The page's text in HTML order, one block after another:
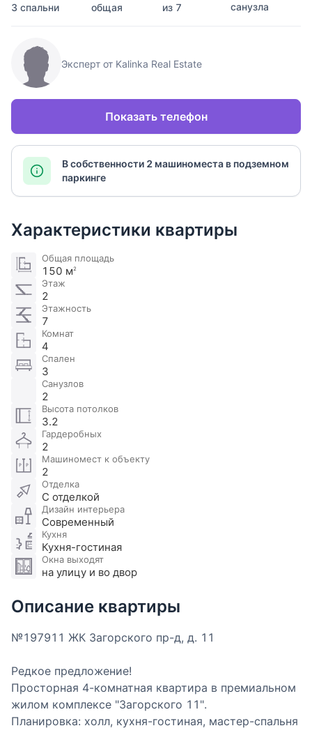
3 спальни
общая
из 7
санузла
Эксперт от Kalinka Real Estate
Показать телефон
В собственности 2 машиноместа в подземном
паркинге
Характеристики квартиры
Общая площадь
150 м2
Этаж
2
Этажность
7
Комнат
4
Спален
3
Санузлов
2
Высота потолков
3.2
Гардеробных
2
Машиномест к объекту
2
Отделка
С отделкой
Дизайн интерьера
Современный
Кухня
Кухня-гостиная
Окна выходят
на улицу и во двор
Описание квартиры
№197911 ЖК Загорского пр-д, д. 11
Редкое предложение!
Просторная 4-комнатная квартира в премиальном
жилом комплексе "Загорского 11".
Планировка: холл, кухня-гостиная, мастер-спальня